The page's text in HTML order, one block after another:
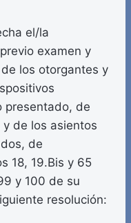
el/la
examen y
los otorgantes y
presentado, de
de los asientos
de
18, 19.Bis y 65
y 100 de su
resolución: